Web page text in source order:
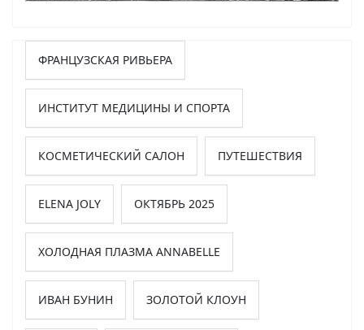
ФРАНЦУЗСКАЯ РИВЬЕРА
ИНСТИТУТ МЕДИЦИНЫ И СПОРТА
КОСМЕТИЧЕСКИЙ САЛОН ПУТЕШЕСТВИЯ
ELENA JOLY ОКТЯБРЬ 2025
ХОЛОДНАЯ ПЛАЗМА ANNABELLE
ИВАН БУНИН ЗОЛОТОЙ КЛОУН